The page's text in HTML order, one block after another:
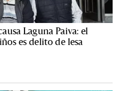
Laguna Paiva: el
es delito de lesa